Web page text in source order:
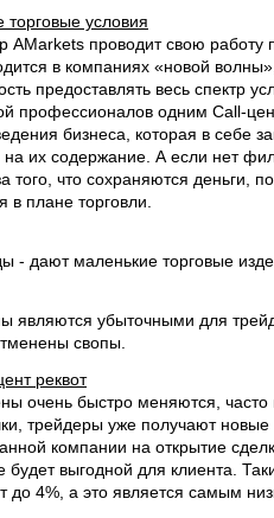
условия
AMarkets проводит свою
в компаниях «новой
предоставлять весь спектр
профессионалов одним Call-
бизнеса, которая в себе
их содержание. А если нет
того, что сохраняются деньги,
в плане торговли.
- дают маленькие торговые
являются убыточными для
свопы.
реквот
очень быстро меняются,
трейдеры уже получают
компании на открытие
будет выгодной для клиента.
до 4%, а это является самым